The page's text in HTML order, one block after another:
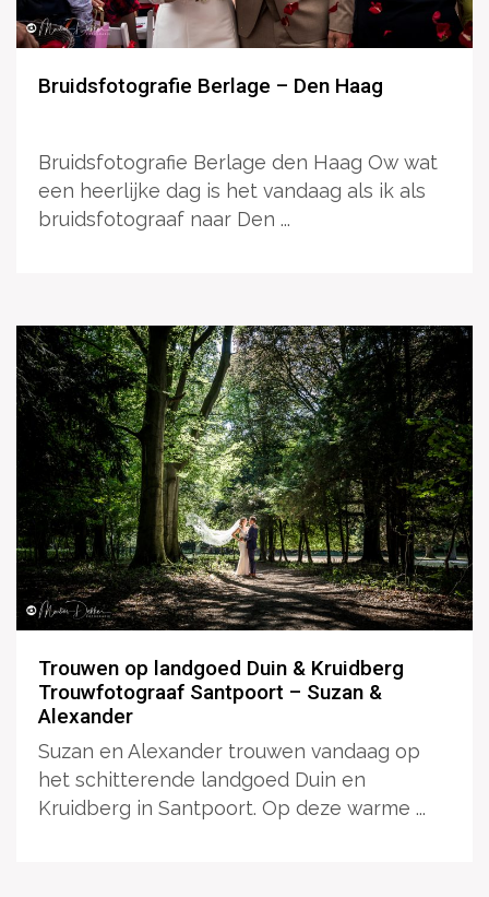
Bruidsfotografie Berlage – Den Haag
Bruidsfotografie Berlage den Haag Ow wat
een heerlijke dag is het vandaag als ik als
bruidsfotograaf naar Den ...
Trouwen op landgoed Duin & Kruidberg
Trouwfotograaf Santpoort – Suzan &
Alexander
Suzan en Alexander trouwen vandaag op
het schitterende landgoed Duin en
Kruidberg in Santpoort. Op deze warme ...